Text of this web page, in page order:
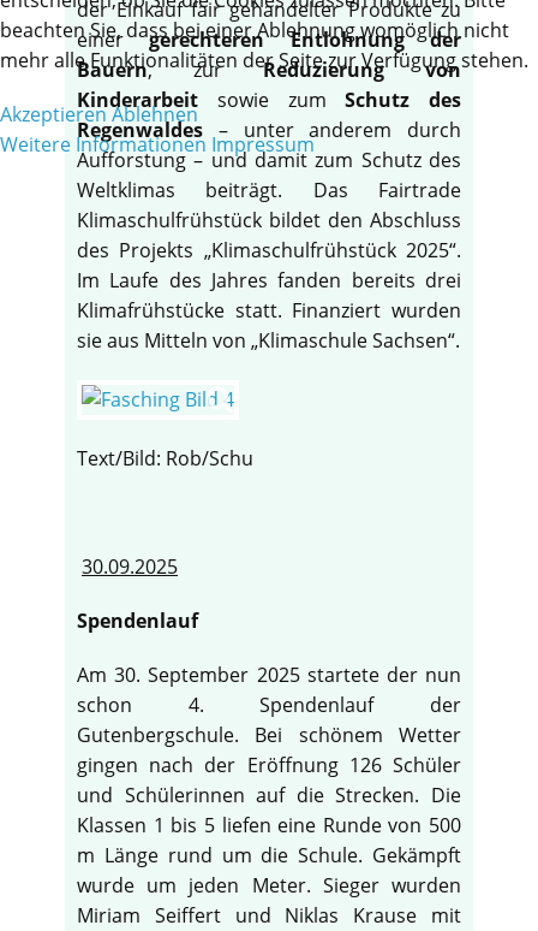
der Einkauf fair gehandelter Produkte zu
einergerechteren Entlohnung der
Bauern, zurReduzierung von
Kinderarbeit sowie zumSchutz des
Regenwaldes – unter anderem durch
Aufforstung – und damit zum Schutz des
Weltklimas beiträgt. Das Fairtrade
Klimaschulfrühstück bildet den Abschluss
des Projekts „Klimaschulfrühstück 2025“.
Im Laufe des Jahres fanden bereits drei
Klimafrühstücke statt. Finanziert wurden
sie aus Mitteln von „Klimaschule Sachsen“.
Text/Bild: Rob/Schu
30.09.2025
Spendenlauf
Am 30. September 2025 startete der nun
schon 4. Spendenlauf der
Gutenbergschule. Bei schönem Wetter
gingen nach der Eröffnung 126 Schüler
und Schülerinnen auf die Strecken. Die
Klassen 1 bis 5 liefen eine Runde von 500
m Länge rund um die Schule. Gekämpft
wurde um jeden Meter. Sieger wurden
Miriam Seiffert und Niklas Krause mit
beachten Sie, dass bei einer Ablehnung womöglich nicht
mehr alle Funktionalitäten der Seite zur Verfügung stehen.
AkzeptierenAblehnen
Weitere Informationen Impressum